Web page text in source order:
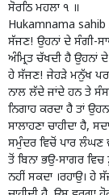
ਸੋਰਠਿ ਮਹਲਾ ੧ ॥
Hukamnama sahib
ਸੱਜਣ! ਉਹਨਾਂ ਦੇ ਸੰਗੀ-
ਅੰਮ੍ਰਿਤ ਚੱਖਦੀ ਹੈ ਉਹਨਾਂ
ਹੇ ਸੱਜਣ! ਜੇਹੜੇ ਮਨੁੱਖ
ਨਾਲ ਲੱਦੇ ਜਾਂਦੇ ਹਨ ਤੇ
ਨਿਗਾਹ ਕਰਦਾ ਹੈ ਤਾਂ
ਸਾਲਾਹਣਾ ਚਾਹੀਦਾ ਹੈ,
ਸਮੁੰਦਰ ਵਿਚੋਂ ਪਾਰ ਲੰਘਣ
ਤੋਂ ਬਿਨਾ ਭਉ-ਸਾਗਰ
ਨਹੀਂ ਸਕਦਾ ।ਰਹਾਉ। ਹੇ